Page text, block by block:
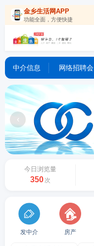
金乡生活网APP
功能全面，方便快捷
中介信息 网络招聘会
‹
今日浏览量
350 次
发中介 房产